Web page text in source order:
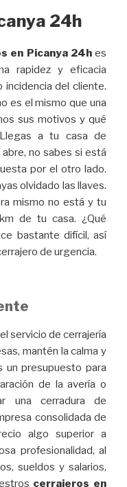
24h
en Picanya 24hes
rapidez y eficacia
incidencia del cliente.
es el mismo que una
sus motivos y qué
a tu casa de
no sabes si está
por el otro lado.
olvidado las llaves.
mismo no está y tu
de tu casa. ¿Qué
bastante difícil, así
de urgencia.
servicio de cerrajería
mantén la calma y
un presupuesto para
de la avería o
una cerradura de
consolidada de
algo superior a
profesionalidad, al
sueldos y salarios,
cerrajeros en